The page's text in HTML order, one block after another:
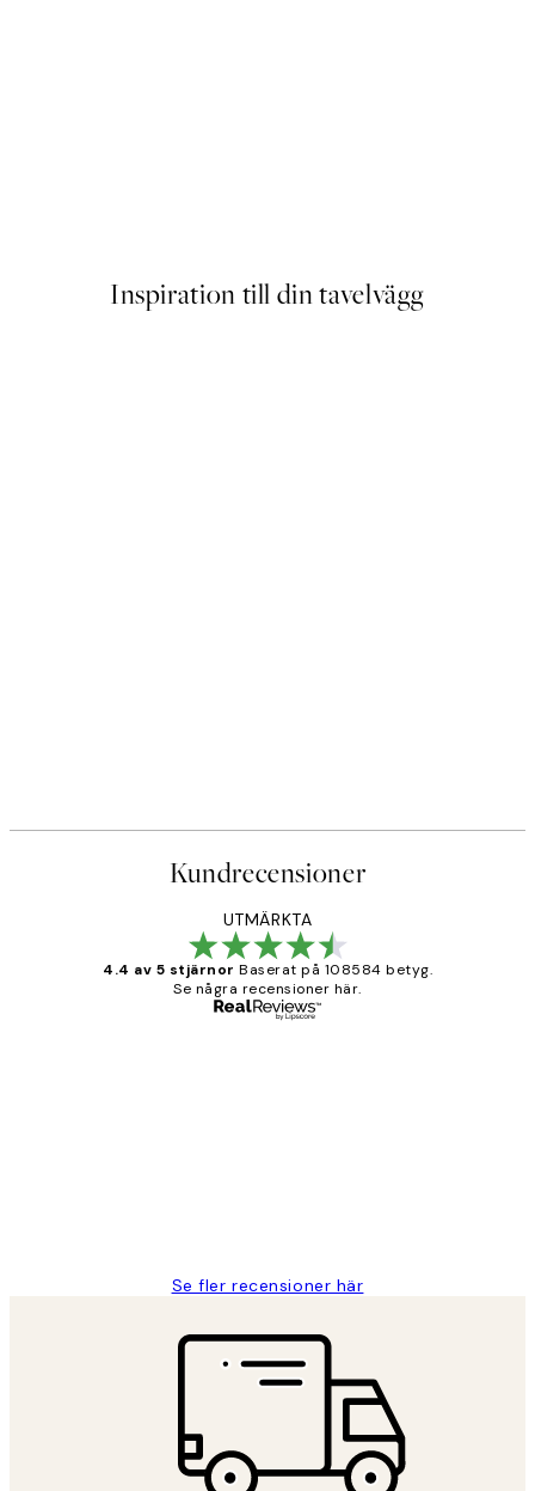
Inspiration till din tavelvägg
Kundrecensioner
UTMÄRKTA
4.4 av 5 stjärnor Baserat på 108584 betyg.
Se några recensioner här.
Se fler recensioner här